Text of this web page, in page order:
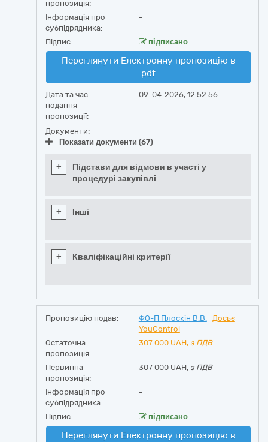
пропозиція:
Інформація про
субпідрядника:
-
Підпис: підписано
Переглянути Електронну пропозицію в
pdf
Дата та час
подання
пропозиції:
09-04-2026, 12:52:56
Документи:
Показати документи (67)
+
Підстави для відмови в участі у
процедурі закупівлі
+ Інші
+ Кваліфікаційні критерії
Пропозицію подав: ФО-П Плоскін В.В.
Досьє
YouControl
Остаточна
пропозиція:
307 000 UAH, з ПДВ
Первинна
пропозиція:
307 000 UAH, з ПДВ
Інформація про
субпідрядника:
-
Підпис: підписано
Переглянути Електронну пропозицію в